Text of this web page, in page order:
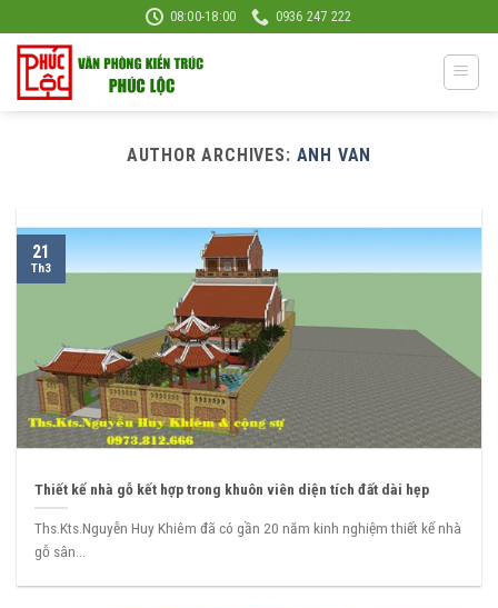
to
content
08:00-18:00 0936 247 222
AUTHOR ARCHIVES: ANH VAN
Thiết kế nhà gỗ kết hợp trong khuôn viên diện tích đất dài hẹp
Ths.Kts.Nguyễn Huy Khiêm đã có gần 20 năm kinh nghiệm thiết kế nhà
gỗ sân...
21
Th3